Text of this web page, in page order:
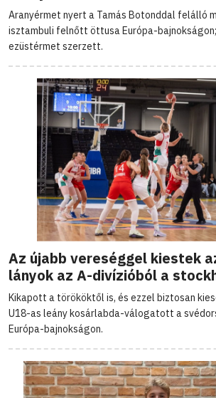
Aranyérmet nyert a Tamás Botonddal felálló
isztambuli felnőtt öttusa Európa-
ezüstérmet szerzett.
Az újabb vereséggel kiestek
lányok az A-divízióból a
Kikapott a törököktől is, és ezzel biztosan
U18-as leány kosárlabda-válogatott a
Európa-bajnokságon.